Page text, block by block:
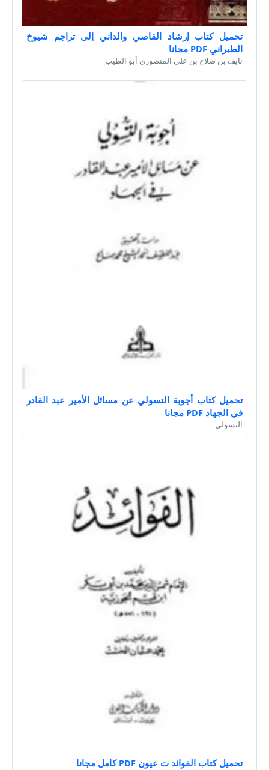
تحميل كتاب إرشاد القاصي والداني إلى تراجم شيوخ
الطبراني PDF مجانا
نايف بن صلاح بن علي المنصوري أبو الطيب
تحميل كتاب أجوبة التسولي عن مسائل الأمير عبد القادر
في الجهاد PDF مجانا
التسولي
تحميل كتاب الفوائد ت عيون PDF كامل مجانا